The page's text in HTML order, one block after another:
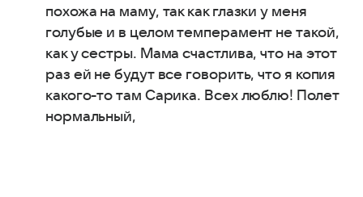
похожа на маму, так как глазки у меня
голубые и в целом темперамент не такой,
как у сестры. Мама счастлива, что на этот
раз ей не будут все говорить, что я копия
какого-то там Сарика. Всех люблю! Полет
нормальный,